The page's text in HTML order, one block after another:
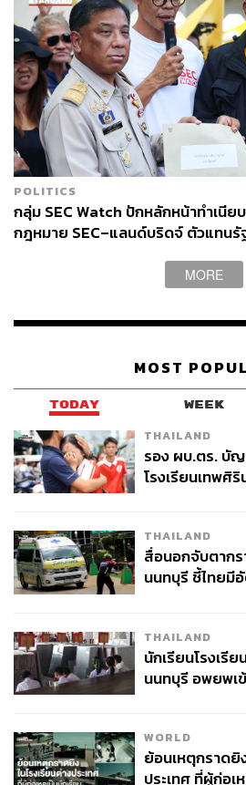
POLITICS
กลุ่ม SEC Watch ปักหลักหน้าทำเนี
กฎหมาย SEC–แลนด์บริดจ์ ตัวแทนรั
MORE
MOST
TODAY WEEK
THAILAND
รอง ผบ.ตร. บั
โรงเรียนเทพศิ
THAILAND
สื่อนอกจับตากร
นนทบุรี ชี้ไทยมี
THAILAND
นักเรียนโรงเรี
นนทบุรี อพยพ
WORLD
ย้อนเหตุกราดยิ
ประเทศ ที่ผู้ก่อเ